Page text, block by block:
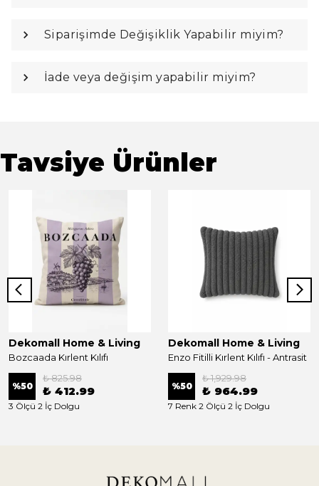
Siparişimde Değişiklik Yapabilir miyim?
İade veya değişim yapabilir miyim?
Tavsiye Ürünler
Dekomall Home & Living
Bozcaada Kırlent Kılıfı
%50
₺ 825.98
₺ 412.99
3 Ölçü 2 İç Dolgu
Dekomall Home & Living
Enzo Fitilli Kırlent Kılıfı - Antrasit
%50
₺ 1,929.98
₺ 964.99
7 Renk 2 Ölçü 2 İç Dolgu